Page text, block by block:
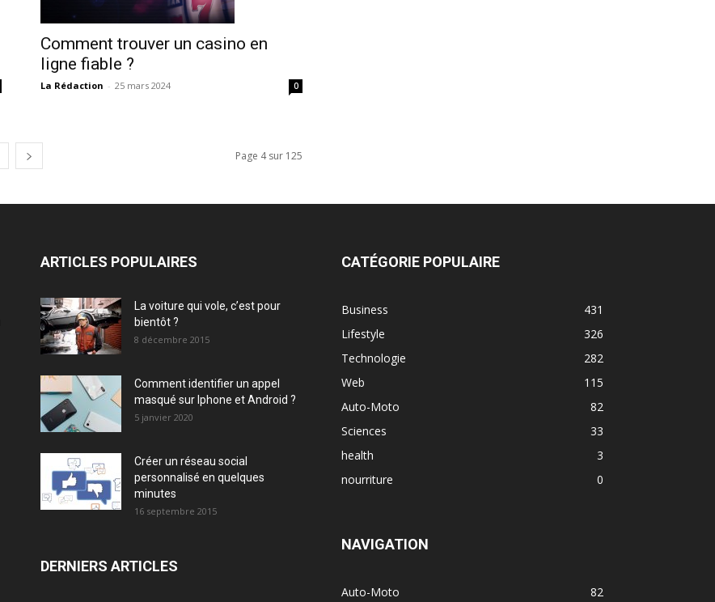
Comment trouver un casino en
ligne fiable ?
La Rédaction - 25 mars 2024 0
Page 4 sur 125
ARTICLES POPULAIRES
La voiture qui vole, c’est pour
bientôt ?
8 décembre 2015
Comment identifier un appel
masqué sur Iphone et Android ?
5 janvier 2020
Créer un réseau social
personnalisé en quelques
minutes
16 septembre 2015
DERNIERS ARTICLES
CATÉGORIE POPULAIRE
Business
431
Lifestyle
326
Technologie
282
Web
115
Auto-Moto
82
Sciences
33
health
3
nourriture
0
NAVIGATION
Auto-Moto
82